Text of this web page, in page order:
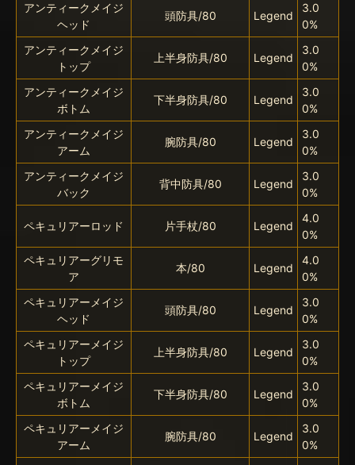
アンティークメイジ
ヘッド
頭防具/80 Legend
3.0
0%
アンティークメイジ
トップ
上半身防具/80 Legend
3.0
0%
アンティークメイジ
ボトム
下半身防具/80 Legend
3.0
0%
アンティークメイジ
アーム
腕防具/80 Legend
3.0
0%
アンティークメイジ
バック
背中防具/80 Legend
3.0
0%
ペキュリアーロッド 片手杖/80 Legend
4.0
0%
ペキュリアーグリモ
ア
本/80 Legend
4.0
0%
ペキュリアーメイジ
ヘッド
頭防具/80 Legend
3.0
0%
ペキュリアーメイジ
トップ
上半身防具/80 Legend
3.0
0%
ペキュリアーメイジ
ボトム
下半身防具/80 Legend
3.0
0%
ペキュリアーメイジ
アーム
腕防具/80 Legend
3.0
0%